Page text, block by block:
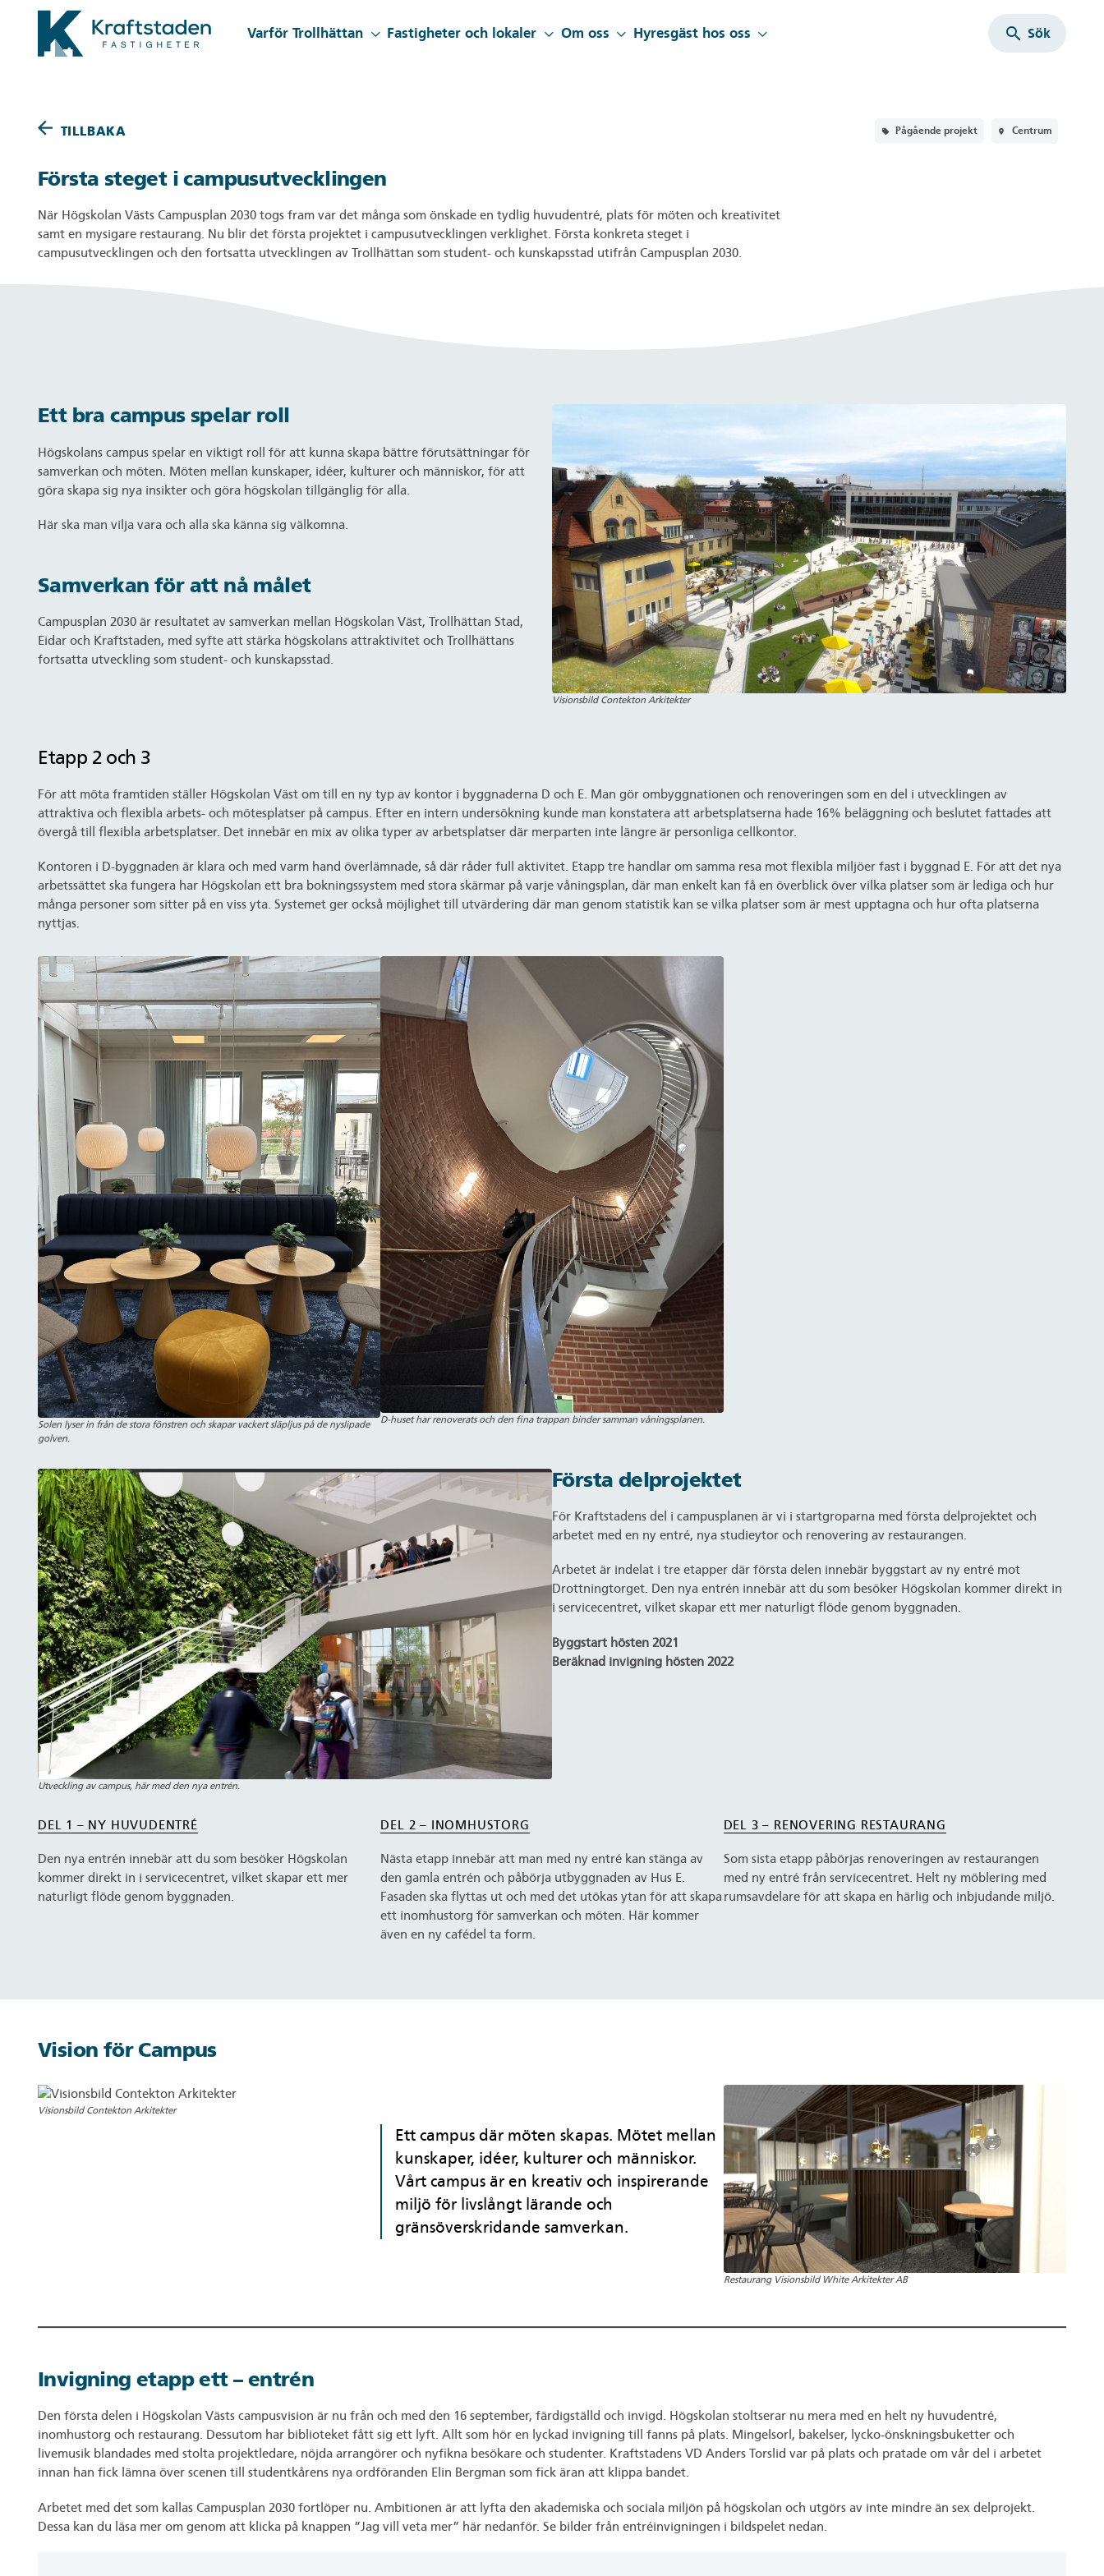
Gå till huvudinnehåll
Varför Trollhättan Fastigheter och lokaler Om oss Hyresgäst hos oss search Sök
TILLBAKA local_offer Pågående projekt room Centrum
Första steget i campusutvecklingen
När Högskolan Västs Campusplan 2030 togs fram var det många som önskade en tydlig huvudentré, plats för möten och kreativitet
samt en mysigare restaurang. Nu blir det första projektet i campusutvecklingen verklighet. Första konkreta steget i
campusutvecklingen och den fortsatta utvecklingen av Trollhättan som student- och kunskapsstad utifrån Campusplan 2030.
Ett bra campus spelar roll
Högskolans campus spelar en viktigt roll för att kunna skapa bättre förutsättningar för
samverkan och möten. Möten mellan kunskaper, idéer, kulturer och människor, för att
göra skapa sig nya insikter och göra högskolan tillgänglig för alla.
Här ska man vilja vara och alla ska känna sig välkomna.
Samverkan för att nå målet
Campusplan 2030 är resultatet av samverkan mellan Högskolan Väst, Trollhättan Stad,
Eidar och Kraftstaden, med syfte att stärka högskolans attraktivitet och Trollhättans
fortsatta utveckling som student- och kunskapsstad.
Visionsbild Contekton Arkitekter
Etapp 2 och 3
För att möta framtiden ställer Högskolan Väst om till en ny typ av kontor i byggnaderna D och E. Man gör ombyggnationen och renoveringen som en del i utvecklingen av
attraktiva och flexibla arbets- och mötesplatser på campus. Efter en intern undersökning kunde man konstatera att arbetsplatserna hade 16% beläggning och beslutet fattades att
övergå till flexibla arbetsplatser. Det innebär en mix av olika typer av arbetsplatser där merparten inte längre är personliga cellkontor.
Kontoren i D-byggnaden är klara och med varm hand överlämnade, så där råder full aktivitet. Etapp tre handlar om samma resa mot flexibla miljöer fast i byggnad E. För att det nya
arbetssättet ska fungera har Högskolan ett bra bokningssystem med stora skärmar på varje våningsplan, där man enkelt kan få en överblick över vilka platser som är lediga och hur
många personer som sitter på en viss yta. Systemet ger också möjlighet till utvärdering där man genom statistik kan se vilka platser som är mest upptagna och hur ofta platserna
nyttjas.
Solen lyser in från de stora fönstren och skapar vackert släpljus på de nyslipade
golven.
D-huset har renoverats och den fina trappan binder samman våningsplanen.
Utveckling av campus, här med den nya entrén.
Första delprojektet
För Kraftstadens del i campusplanen är vi i startgroparna med första delprojektet och
arbetet med en ny entré, nya studieytor och renovering av restaurangen.
Arbetet är indelat i tre etapper där första delen innebär byggstart av ny entré mot
Drottningtorget. Den nya entrén innebär att du som besöker Högskolan kommer direkt in
i servicecentret, vilket skapar ett mer naturligt flöde genom byggnaden.
Byggstart hösten 2021
Beräknad invigning hösten 2022
DEL 1 – NY HUVUDENTRÉ
Den nya entrén innebär att du som besöker Högskolan
kommer direkt in i servicecentret, vilket skapar ett mer
naturligt flöde genom byggnaden.
DEL 2 – INOMHUSTORG
Nästa etapp innebär att man med ny entré kan stänga av
den gamla entrén och påbörja utbyggnaden av Hus E.
Fasaden ska flyttas ut och med det utökas ytan för att skapa
ett inomhustorg för samverkan och möten. Här kommer
även en ny cafédel ta form.
DEL 3 – RENOVERING RESTAURANG
Som sista etapp påbörjas renoveringen av restaurangen
med ny entré från servicecentret. Helt ny möblering med
rumsavdelare för att skapa en härlig och inbjudande miljö.
Vision för Campus
Visionsbild Contekton Arkitekter
Ett campus där möten skapas. Mötet mellan
kunskaper, idéer, kulturer och människor.
Vårt campus är en kreativ och inspirerande
miljö för livslångt lärande och
gränsöverskridande samverkan.
Restaurang Visionsbild White Arkitekter AB
Invigning etapp ett – entrén
Den första delen i Högskolan Västs campusvision är nu från och med den 16 september, färdigställd och invigd. Högskolan stoltserar nu mera med en helt ny huvudentré,
inomhustorg och restaurang. Dessutom har biblioteket fått sig ett lyft. Allt som hör en lyckad invigning till fanns på plats. Mingelsorl, bakelser, lycko-önskningsbuketter och
livemusik blandades med stolta projektledare, nöjda arrangörer och nyfikna besökare och studenter. Kraftstadens VD Anders Torslid var på plats och pratade om vår del i arbetet
innan han fick lämna över scenen till studentkårens nya ordföranden Elin Bergman som fick äran att klippa bandet.
Arbetet med det som kallas Campusplan 2030 fortlöper nu. Ambitionen är att lyfta den akademiska och sociala miljön på högskolan och utgörs av inte mindre än sex delprojekt.
Dessa kan du läsa mer om genom att klicka på knappen ”Jag vill veta mer” här nedanför. Se bilder från entréinvigningen i bildspelet nedan.